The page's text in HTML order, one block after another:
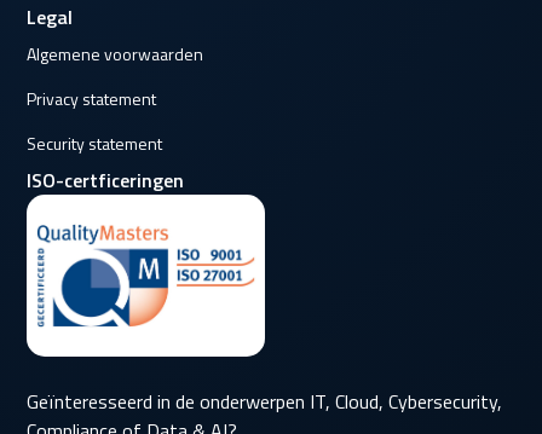
Legal
Algemene voorwaarden
Privacy statement
Security statement
ISO-certficeringen
Geïnteresseerd in de onderwerpen IT, Cloud, Cybersecurity,